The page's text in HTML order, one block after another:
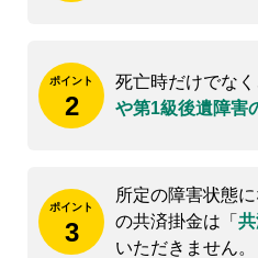
ポイント
2
死亡時だけでなく
や第1級後遺障害
ポイント
3
所定の障害状態
の共済掛金は「
いただきません。